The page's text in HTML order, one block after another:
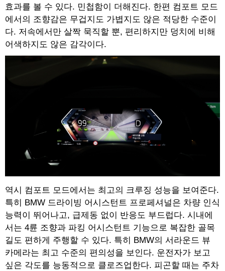
효과를 볼 수 있다. 민첩함이 더해진다. 한편 컴포트 모드
에서의 조향감은 무겁지도 가볍지도 않은 적당한 수준이
다. 저속에서만 살짝 묵직할 뿐, 편리하지만 덩치에 비해
어색하지도 않은 감각이다.
역시 컴포트 모드에서는 최고의 크루징 성능을 보여준다.
특히 BMW 드라이빙 어시스턴트 프로페셔널은 차량 인식
능력이 뛰어나고, 급제동 없이 반응도 부드럽다. 시내에
서는 4륜 조향과 파킹 어시스턴트 기능으로 복잡한 골목
길도 편하게 주행할 수 있다. 특히 BMW의 서라운드 뷰
카메라는 최고 수준의 편의성을 보인다. 운전자가 보고
싶은 각도를 능동적으로 클로즈업한다. 피곤할 때는 주차